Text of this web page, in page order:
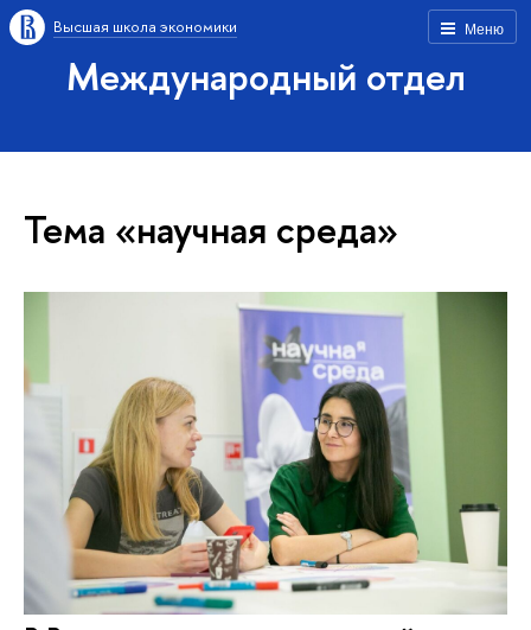
Меню
Высшая школа экономики
Международный отдел
Тема «научная среда»